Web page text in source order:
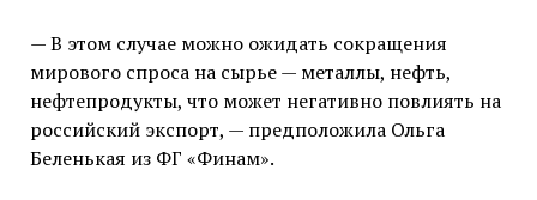
— В этом случае можно ожидать сокращения
мирового спроса на сырье — металлы, нефть,
нефтепродукты, что может негативно повлиять на
российский экспорт, — предположила Ольга
Беленькая из ФГ «Финам».